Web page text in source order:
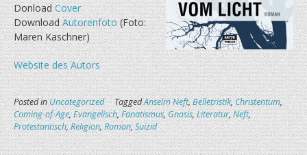
DonloadCover
DownloadAutorenfoto(Foto:
Maren Kaschner)
Website des Autors
Posted inUncategorized TaggedAnselm Neft,Belletristik,Christentum,
Coming-of-Age,Evangelisch,Fanatismus,Gnosis,Literatur,Neft,
Protestantisch,Religion,Roman,Suizid